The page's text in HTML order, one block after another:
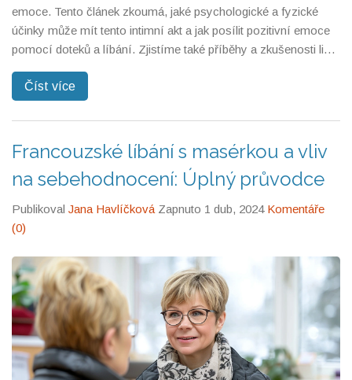
emoce. Tento článek zkoumá, jaké psychologické a fyzické
účinky může mít tento intimní akt a jak posílit pozitivní emoce
pomocí doteků a líbání. Zjistíme také příběhy a zkušenosti lidí,
Číst více
Francouzské líbání s masérkou a vliv
na sebehodnocení: Úplný průvodce
Publikoval Jana Havlíčková Zapnuto 1 dub, 2024 Komentáře
(0)